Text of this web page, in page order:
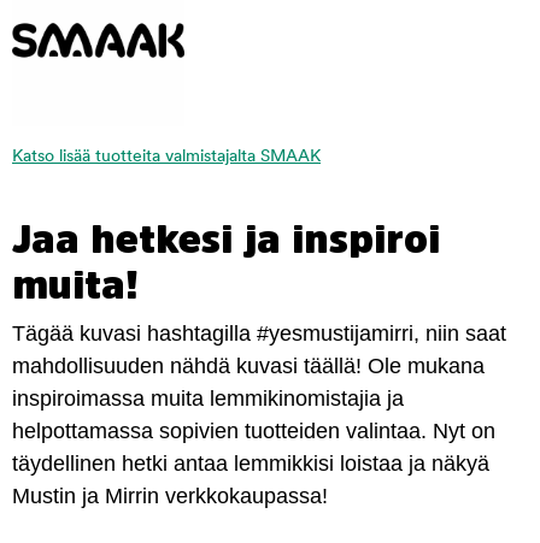
Katso lisää tuotteita valmistajalta SMAAK
Jaa hetkesi ja inspiroi
muita!
Tägää kuvasi hashtagilla #yesmustijamirri, niin saat
mahdollisuuden nähdä kuvasi täällä! Ole mukana
inspiroimassa muita lemmikinomistajia ja
helpottamassa sopivien tuotteiden valintaa. Nyt on
täydellinen hetki antaa lemmikkisi loistaa ja näkyä
Mustin ja Mirrin verkkokaupassa!